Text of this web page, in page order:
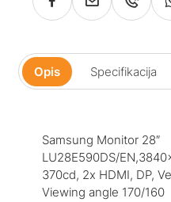
Opis Specifikacija
Samsung Monitor 28″
LU28E590DS/
370cd, 2x HDMI, DP,
Viewing angle 170/160